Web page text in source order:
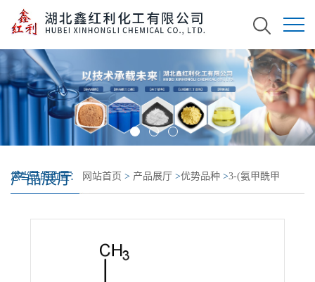
产品展厅
您当前的位置： 网站首页 > 产品展厅 >优势品种 >3-(氨甲酰甲